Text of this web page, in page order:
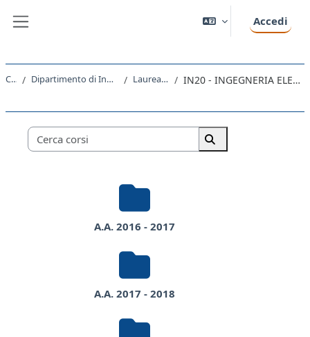
Accedi
Corsi Dipartimento di Ingegneria e Architettura Laurea Magistrale IN20 - INGEGNERIA ELETTRONICA E INFORMATICA
Categorie di corso
Cerca corsi
Cerca corsi
A.A. 2016 - 2017
A.A. 2017 - 2018